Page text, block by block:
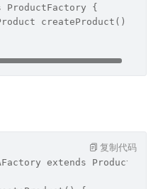
{
createProduct();
extends
复制代码